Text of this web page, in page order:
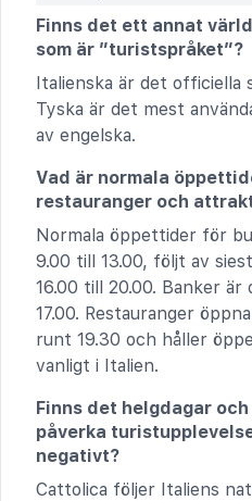
Finns det ett annat
som är ”turistspråket”?
Italienska är det officiella
Tyska är det mest
av engelska.
Vad är normala
restauranger och
Normala öppettider för
9.00 till 13.00, följt av
16.00 till 20.00. Banker
17.00. Restauranger
runt 19.30 och håller
vanligt i Italien.
Finns det helgdagar
påverka
negativt?
Cattolica följer Italiens